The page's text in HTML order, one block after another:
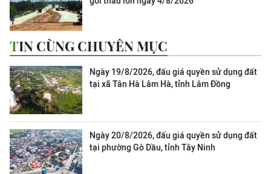
TIN CÙNG CHUYÊN MỤC
Ngày 19/8/2026, đấu giá quyền sử dụng đất
tại xã Tân Hà Lâm Hà, tỉnh Lâm Đồng
Ngày 20/8/2026, đấu giá quyền sử dụng đất
tại phường Gò Dầu, tỉnh Tây Ninh